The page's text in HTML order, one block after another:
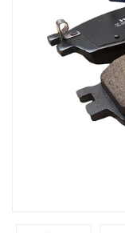
Previous